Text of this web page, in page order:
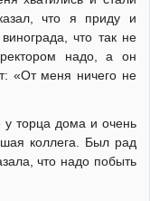
что я приду и
что так не
надо, а он
«От меня ничего не
торца дома и очень
коллега. Был рад
что надо побыть